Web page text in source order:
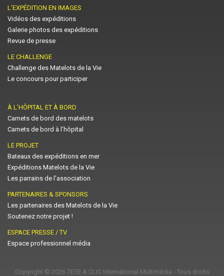
L’EXPÉDITION EN IMAGES
Vidéos des expéditions
Galerie photos des expéditions
Revue de presse
LE CHALLENGE
Challenge des Matelots de la Vie
Le concours pour participer
À L’HÔPITAL ET À BORD
Carnets de bord des matelots
Carnets de bord à l’hôpital
LE PROJET
Bateaux des expéditions en mer
Expéditions Matelots de la Vie
Les parrains de l'association
PARTENAIRES & SPONSORS
Les partenaires des Matelots de la Vie
Soutenez notre projet !
ESPACE PRESSE / TV
Espace professionnel média
Copyright © 2026 TETE A CLIC International Multimédia - Tous droits